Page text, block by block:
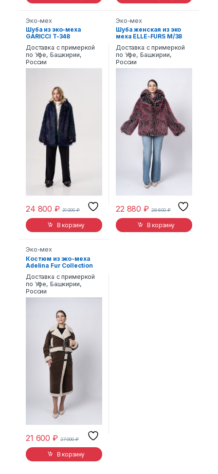
Эко-мех
Шуба из эко-меха
GARICCI T-348
Доставка с примеркой
по Уфе, Башкирии,
России
24 800₽ 31 000₽
В корзину
Эко-мех
Шуба женская из эко
меха ELLE-FURS M/38
Доставка с примеркой
по Уфе, Башкирии,
России
22 880₽ 28 600₽
В корзину
Эко-мех
Костюм из эко-меха
Adelina Fur Collection
Доставка с примеркой
по Уфе, Башкирии,
России
21 600₽ 27 000₽
В корзину